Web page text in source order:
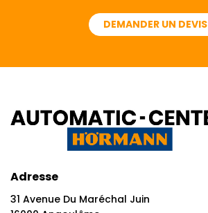
DEMANDER UN DEVIS
Adresse
31 Avenue Du Maréchal Juin